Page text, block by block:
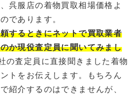
呉服店の着物買取相場価格よ
であります。
するときにネットで買取業者
か現役査定員に聞いてみまし
の査定員に直接聞きました着物
トをお伝えします。もちろん
紹介するのはできませんが、